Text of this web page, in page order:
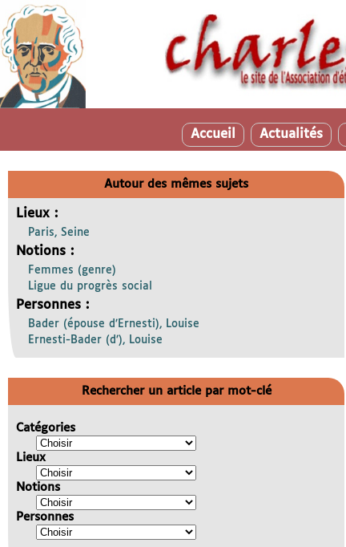
Accueil Actualités
Autour des mêmes sujets
Lieux :
Paris, Seine
Notions :
Femmes (genre)
Ligue du progrès social
Personnes :
Bader (épouse d’Ernesti), Louise
Ernesti-Bader (d’), Louise
Rechercher un article par mot-clé
Catégories
Lieux
Notions
Personnes